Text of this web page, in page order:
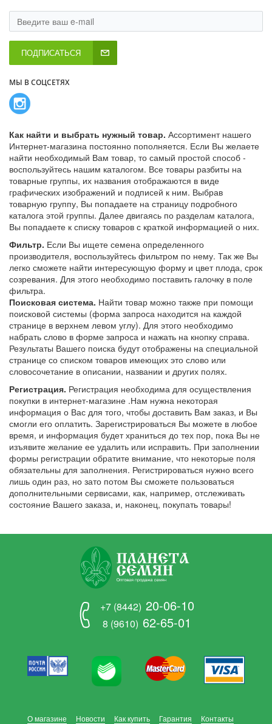
ПОДПИСАТЬСЯ
МЫ В СОЦСЕТЯХ
Как найти и выбрать нужный товар. Ассортимент нашего
Интернет-магазина постоянно пополняется. Если Вы желаете
найти необходимый Вам товар, то самый простой способ -
воспользуйтесь нашим каталогом. Все товары разбиты на
товарные группы, их названия отображаются в виде
графических изображений и подписей к ним. Выбрав
товарную группу, Вы попадаете на страницу подробного
каталога этой группы. Далее двигаясь по разделам каталога,
Вы попадаете к списку товаров с краткой информацией о них.
Фильтр. Если Вы ищете семена определенного
производителя, воспользуйтесь фильтром по нему. Так же Вы
легко сможете найти интересующую форму и цвет плода, срок
созревания. Для этого необходимо поставить галочку в поле
фильтра.
Поисковая система. Найти товар можно также при помощи
поисковой системы (форма запроса находится на каждой
странице в верхнем левом углу). Для этого необходимо
набрать слово в форме запроса и нажать на кнопку справа.
Результаты Вашего поиска будут отображены на специальной
странице со списком товаров имеющих это слово или
словосочетание в описании, названии и других полях.
Регистрация. Регистрация необходима для осуществления
покупки в интернет-магазине .Нам нужна некоторая
информация о Вас для того, чтобы доставить Вам заказ, и Вы
смогли его оплатить. Зарегистрироваться Вы можете в любое
время, и информация будет храниться до тех пор, пока Вы не
изъявите желание ее удалить или исправить. При заполнении
формы регистрации обратите внимание, что некоторые поля
обязательны для заполнения. Регистрироваться нужно всего
лишь один раз, но зато потом Вы сможете пользоваться
дополнительными сервисами, как, например, отслеживать
состояние Вашего заказа, и, наконец, покупать товары!
+7 (8442) 20-06-10
8 (9610) 62-65-01
О магазине Новости Как купить Гарантия Контакты